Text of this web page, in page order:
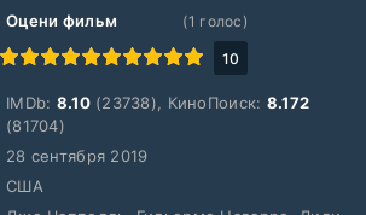
Оцени фильм
7 8 9 10
(1 голос)
10
IMDb: 8.10(23738), КиноПоиск: 8.172
(81704)
28 сентября 2019
США